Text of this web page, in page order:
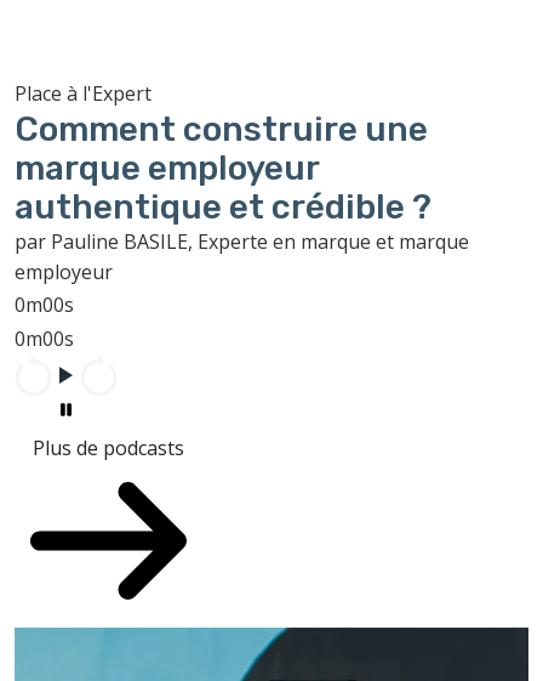
Place à l'Expert
Comment construire une
marque employeur
authentique et crédible ?
par Pauline BASILE, Experte en marque et marque
employeur
0m00s
0m00s
Plus de podcasts